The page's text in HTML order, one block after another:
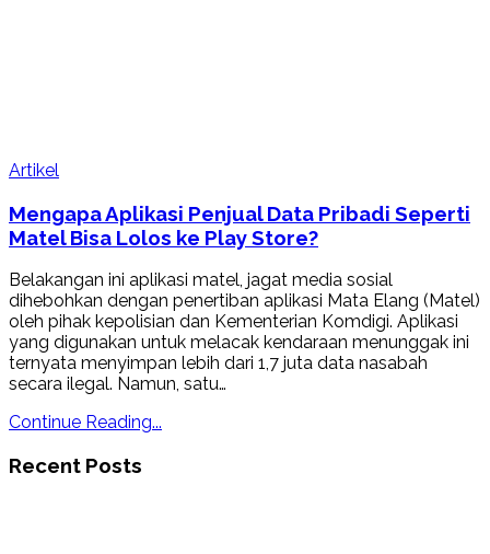
Artikel
Mengapa Aplikasi Penjual Data Pribadi Seperti
Matel Bisa Lolos ke Play Store?
Belakangan ini aplikasi matel, jagat media sosial
dihebohkan dengan penertiban aplikasi Mata Elang (Matel)
oleh pihak kepolisian dan Kementerian Komdigi. Aplikasi
yang digunakan untuk melacak kendaraan menunggak ini
ternyata menyimpan lebih dari 1,7 juta data nasabah
secara ilegal. Namun, satu…
Continue Reading...
Recent Posts